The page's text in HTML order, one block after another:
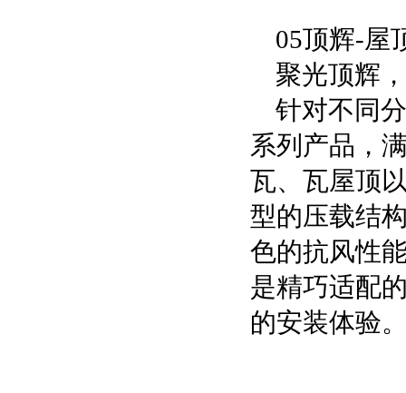
05顶辉-屋
聚光顶辉
针对不同
系列产品，
瓦、瓦屋顶
型的压载结
色的抗风性
是精巧适配
的安装体验